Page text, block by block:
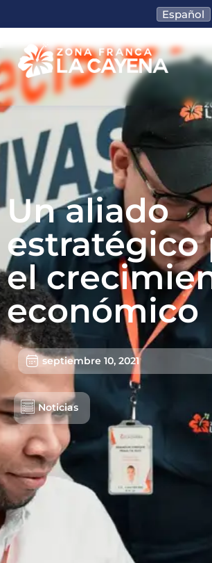
Español
Lotes/Bodegas
Un aliado
estratégico
el
económico
septiembre 10, 2021
Noticias